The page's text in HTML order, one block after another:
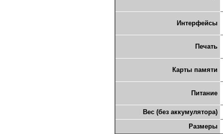
Интерфейсы
Печать
Карты памяти
Питание
Вес (без аккумулятора)
Размеры